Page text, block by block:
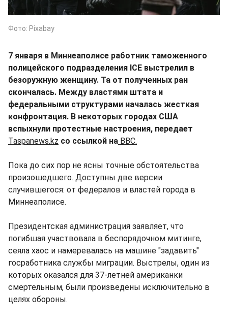
Фото: Pixabay
7 января в Миннеаполисе работник таможенного
полицейского подразделения ICE выстрелил в
безоружную женщину. Та от полученных ран
скончалась. Между властями штата и
федеральными структурами началась жесткая
конфронтация. В некоторых городах США
вспыхнули протестные настроения, передает
Taspanews.kz со ссылкой на BBC.
Пока до сих пор не ясны точные обстоятельства
произошедшего. Доступны две версии
случившегося: от федералов и властей города в
Миннеаполисе.
Президентская администрация заявляет, что
погибшая участвовала в беспорядочном митинге,
сеяла хаос и намеревалась на машине "задавить"
госработника службы миграции. Выстрелы, один из
которых оказался для 37-летней американки
смертельным, были произведены исключительно в
целях обороны.